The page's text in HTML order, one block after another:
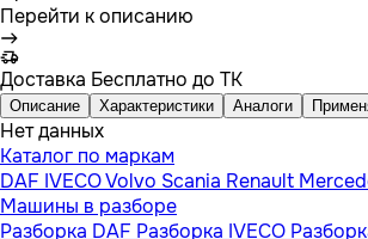
Перейти к описанию
Доставка Бесплатно до ТК
Описание Характеристики Аналоги
Нет данных
Каталог по маркам
DAF IVECOVolvo Scania Renault
Машины в разборе
Разборка DAF Разборка IVECO